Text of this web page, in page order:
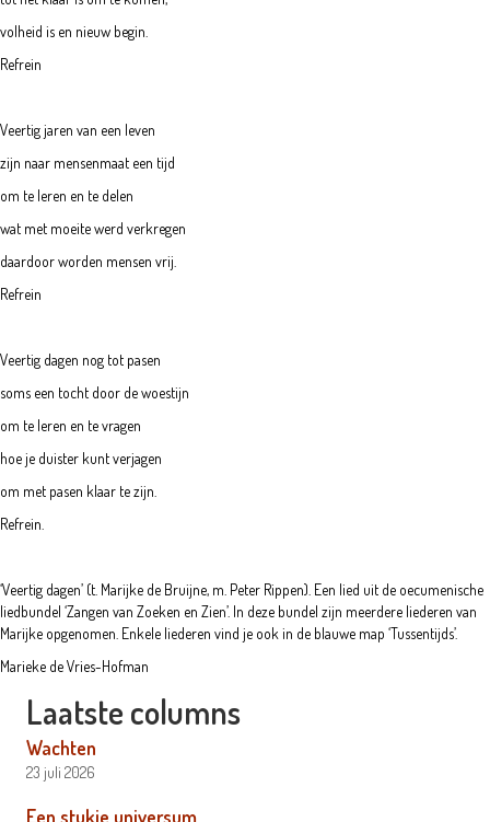
volheid is en nieuw begin.
Refrein
Veertig jaren van een leven
zijn naar mensenmaat een tijd
om te leren en te delen
wat met moeite werd verkregen
daardoor worden mensen vrij.
Refrein
Veertig dagen nog tot pasen
soms een tocht door de woestijn
om te leren en te vragen
hoe je duister kunt verjagen
om met pasen klaar te zijn.
Refrein.
‘Veertig dagen’ (t. Marijke de Bruijne, m. Peter Rippen). Een lied uit de oecumenische
liedbundel ‘Zangen van Zoeken en Zien’. In deze bundel zijn meerdere liederen van
Marijke opgenomen. Enkele liederen vind je ook in de blauwe map ‘Tussentijds’.
Marieke de Vries-Hofman
Laatste columns
Wachten
23 juli 2026
Een stukje universum